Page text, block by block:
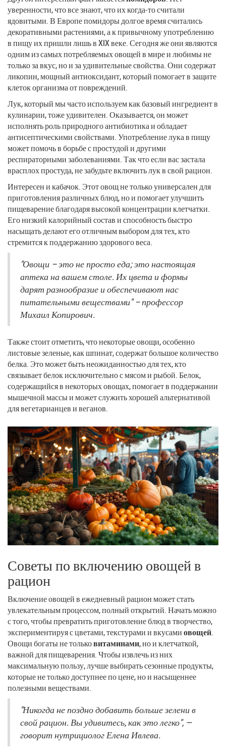
уверенности, что все знают, что их когда-то считали
ядовитыми. В Европе помидоры долгое время считались
декоративными растениями, а к привычному употреблению
в пищу их пришли лишь в XIX веке. Сегодня же они являются
одним из самых потребляемых овощей в мире и любимы не
только за вкус, но и за удивительные свойства. Они содержат
ликопин, мощный антиоксидант, который помогает в защите
клеток организма от повреждений.
Лук, который мы часто используем как базовый ингредиент в
кулинарии, тоже удивителен. Оказывается, он может
исполнять роль природного антибиотика и обладает
антисептическими свойствами. Употребление лука в пищу
может помочь в борьбе с простудой и другими
респираторными заболеваниями. Так что если вас застала
врасплох простуда, не забудьте включить лук в свой рацион.
Интересен и кабачок. Этот овощ не только универсален для
приготовления различных блюд, но и помогает улучшить
пищеварение благодаря высокой концентрации клетчатки.
Его низкий калорийный состав и способность быстро
насыщать делают его отличным выбором для тех, кто
стремится к поддержанию здорового веса.
"Овощи – это не просто еда; это настоящая
аптека на вашем столе. Их цвета и формы
дарят разнообразие и обеспечивают нас
питательными веществами" – профессор
Михаил Копирович.
Также стоит отметить, что некоторые овощи, особенно
листовые зеленые, как шпинат, содержат большое количество
белка. Это может быть неожиданностью для тех, кто
связывает белок исключительно с мясом и рыбой. Белок,
содержащийся в некоторых овощах, помогает в поддержании
мышечной массы и может служить хорошей альтернативой
для вегетарианцев и веганов.
Советы по включению овощей в
рацион
Включение овощей в ежедневный рацион может стать
увлекательным процессом, полный открытий. Начать можно
с того, чтобы превратить приготовление блюд в творчество,
экспериментируя с цветами, текстурами и вкусамиовощей.
Овощи богаты не тольковитаминами, но и клетчаткой,
важной для пищеварения. Чтобы извлечь из них
максимальную пользу, лучше выбирать сезонные продукты,
которые не только доступнее по цене, но и насыщеннее
полезными веществами.
"Никогда не поздно добавить больше зелени в
свой рацион. Вы удивитесь, как это легко", —
говорит нутрициолог Елена Ивлева.